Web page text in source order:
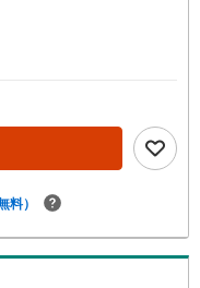
料）